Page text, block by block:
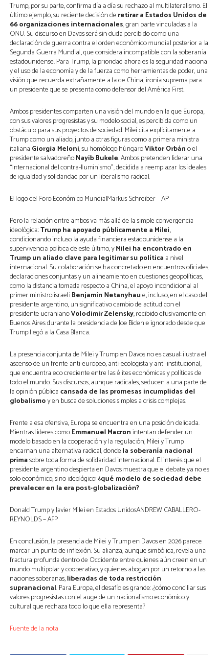
Trump, por su parte, confirma día a día su rechazo al multilateralismo. El
último ejemplo, su reciente decisión de retirar a Estados Unidos de
66 organizaciones internacionales, gran parte vinculadas a la
ONU. Su discurso en Davos será sin duda percibido como una
declaración de guerra contra el orden económico mundial posterior a la
Segunda Guerra Mundial, que considera incompatible con la soberanía
estadounidense. Para Trump, la prioridad ahora es la seguridad nacional
y el uso de la economía y de la fuerza como herramientas de poder, una
visión que recuerda extrañamente a la de China, ironía suprema para
un presidente que se presenta como defensor del América First.
Ambos presidentes comparten una visión del mundo en la que Europa,
con sus valores progresistas y su modelo social, es percibida como un
obstáculo para sus proyectos de sociedad. Milei cita explícitamente a
Trump como un aliado, junto a otras figuras como a primera ministra
italiana Giorgia Meloni, su homólogo húngaroViktor Orbáno el
presidente salvadoreñoNayib Bukele. Ambos pretenden liderar una
“Internacional del contra-Iluminismo”, decidida a reemplazar los ideales
de igualdad y solidaridad por un liberalismo radical.
El logo del Foro Económico MundialMarkus Schreiber – AP
Pero la relación entre ambos va más allá de la simple convergencia
ideológica:Trump ha apoyado públicamente a Milei,
condicionando incluso la ayuda financiera estadounidense a la
supervivencia política de este último, yMilei ha encontrado en
Trump un aliado clave para legitimar su política a nivel
internacional. Su colaboración se ha concretado en encuentros oficiales,
declaraciones conjuntas y un alineamiento en cuestiones geopolíticas,
como la distancia tomada respecto a China, el apoyo incondicional al
primer ministro israelíBenjamín Netanyhaue, incluso, en el caso del
presidente argentino, un significativo cambio de actitud con el
presidente ucranianoVolodimir Zelensky, recibido efusivamente en
Buenos Aires durante la presidencia de Joe Biden e ignorado desde que
Trump llegó a la Casa Blanca.
La presencia conjunta de Milei y Trump en Davos no es casual: ilustra el
ascenso de un frente anti-europeo, anti-ecologista y anti-institucional,
que encuentra eco creciente entre las élites económicas y políticas de
todo el mundo. Sus discursos, aunque radicales, seducen a una parte de
la opinión pública cansada de las promesas incumplidas del
globalismoy en busca de soluciones simples a crisis complejas.
Frente a esa ofensiva, Europa se encuentra en una posición delicada.
Mientras líderes comoEmmanuel Macronintentan defender un
modelo basado en la cooperación y la regulación, Milei y Trump
encarnan una alternativa radical, donde la soberanía nacional
primasobre toda forma de solidaridad internacional. El interés que el
presidente argentino despierta en Davos muestra que el debate ya no es
solo económico, sino ideológico:¿qué modelo de sociedad debe
prevalecer en la era post-globalización?
Donald Trump y Javier Milei en Estados UnidosANDREW CABALLERO-
REYNOLDS – AFP
En conclusión, la presencia de Milei y Trump en Davos en 2026 parece
marcar un punto de inflexión. Su alianza, aunque simbólica, revela una
fractura profunda dentro de Occidente entre quienes aún creen en un
mundo multipolar y cooperativo, y quienes abogan por un retorno a las
naciones soberanas,liberadas de toda restricción
supranacional. Para Europa, el desafío es grande: ¿cómo conciliar sus
valores progresistas con el auge de un nacionalismo económico y
cultural que rechaza todo lo que ella representa?
Fuente de la nota